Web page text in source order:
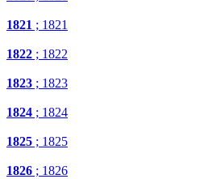
1821 ; 1821
1822 ; 1822
1823 ; 1823
1824 ; 1824
1825 ; 1825
1826 ; 1826